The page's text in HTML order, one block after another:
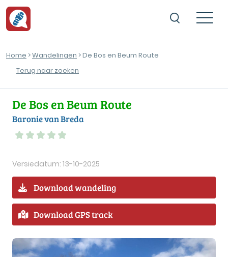
Home >Wandelingen > De Bos en Beum Route
Terug naar zoeken
De Bos en Beum Route
Baronie van Breda
Versiedatum: 13-10-2025
Download wandeling
Download GPS track